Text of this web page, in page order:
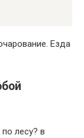
Езда
лесу? в